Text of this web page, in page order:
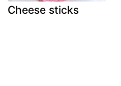
Cheese sticks